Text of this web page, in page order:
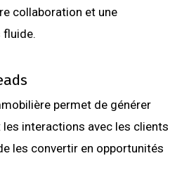
collaboration et une
fluide.
permet de générer
les interactions avec les clients
les convertir en opportunités